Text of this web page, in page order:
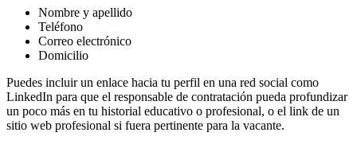
Nombre y apellido
Teléfono
Correo electrónico
Domicilio
Puedes incluir un enlace hacia tu perfil en una red social como
LinkedIn para que el responsable de contratación pueda profundizar
un poco más en tu historial educativo o profesional, o el link de un
sitio web profesional si fuera pertinente para la vacante.